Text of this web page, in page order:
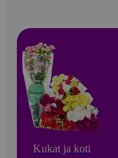
Kukat ja koti